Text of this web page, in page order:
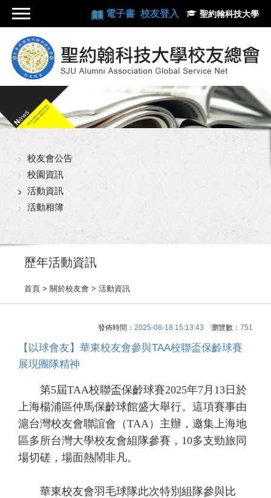
電子書 校友登入 聖約翰科技大學
校友會公告
校園資訊
活動資訊
活動相簿
歷年活動資訊
首頁 > 關於校友會 > 活動資訊
發佈時間： 2025-08-18 15:13:43 瀏覽數： 751
【以球會友】華東校友會參與TAA校聯盃保齡球賽
展現團隊精神
第5屆TAA校聯盃保齡球賽2025年7月13日於
上海楊浦區仲馬保齡球館盛大舉行。這項賽事由
滬台灣校友會聯誼會（TAA）主辦，邀集上海地
區多所台灣大學校友會組隊參賽，10多支勁旅同
場切磋，場面熱鬧非凡。
華東校友會羽毛球隊此次特別組隊參與比